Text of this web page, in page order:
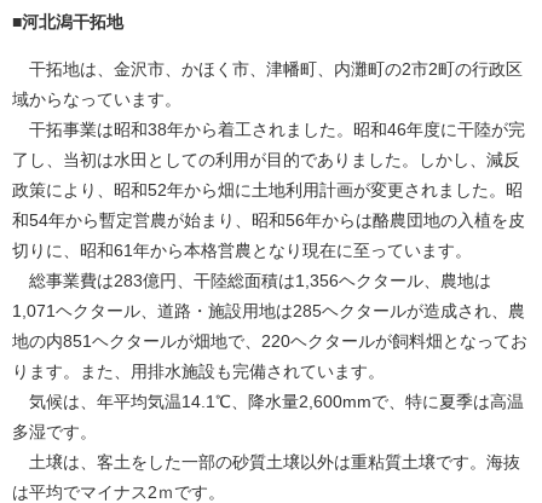
■河北潟干拓地
干拓地は、金沢市、かほく市、津幡町、内灘町の2市2町の行政区
域からなっています。
干拓事業は昭和38年から着工されました。昭和46年度に干陸が完
了し、当初は水田としての利用が目的でありました。しかし、減反
政策により、昭和52年から畑に土地利用計画が変更されました。昭
和54年から暫定営農が始まり、昭和56年からは酪農団地の入植を皮
切りに、昭和61年から本格営農となり現在に至っています。
総事業費は283億円、干陸総面積は1,356ヘクタール、農地は
1,071ヘクタール、道路・施設用地は285ヘクタールが造成され、農
地の内851ヘクタールが畑地で、220ヘクタールが飼料畑となってお
ります。また、用排水施設も完備されています。
気候は、年平均気温14.1℃、降水量2,600mmで、特に夏季は高温
多湿です。
土壌は、客土をした一部の砂質土壌以外は重粘質土壌です。海抜
は平均でマイナス2ｍです。